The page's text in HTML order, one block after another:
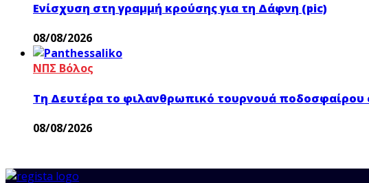
Ενίσχυση στη γραμμή κρούσης για τη Δάφνη (pic)
08/08/2026
ΝΠΣ Βόλος
Τη Δευτέρα το φιλανθρωπικό τουρνουά ποδοσφαίρου
08/08/2026